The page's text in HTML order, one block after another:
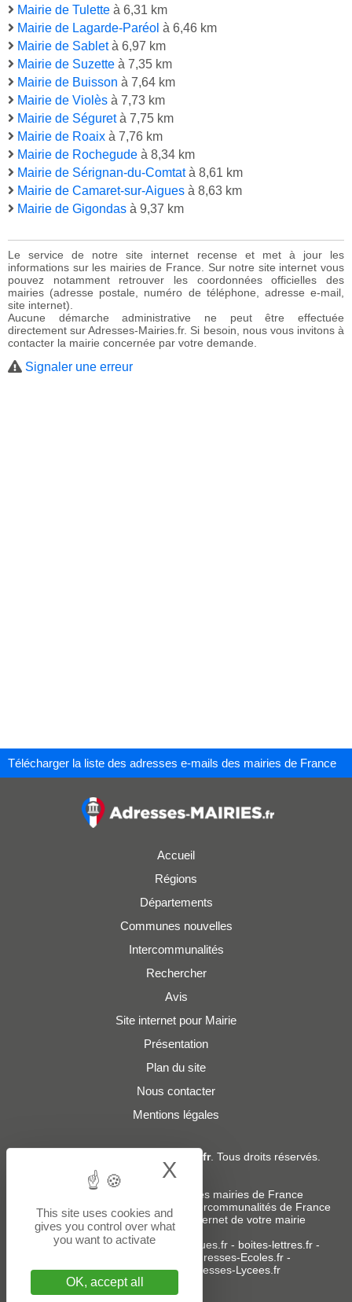
Mairie de Tulette à 6,31 km
Mairie de Lagarde-Paréol à 6,46 km
Mairie de Sabletà 6,97 km
Mairie de Suzette à 7,35 km
Mairie de Buisson à 7,64 km
Mairie de Violès à 7,73 km
Mairie de Séguretà 7,75 km
Mairie de Roaix à 7,76 km
Mairie de Rochegude à 8,34 km
Mairie de Sérignan-du-Comtatà 8,61 km
Mairie de Camaret-sur-Aigues à 8,63 km
Mairie de Gigondas à 9,37 km
Le service de notre site internet recense et met à jour les
informations sur les mairies de France. Sur notre site internet vous
pouvez notamment retrouver les coordonnées officielles des
mairies (adresse postale, numéro de téléphone, adresse e-mail,
site internet).
Aucune démarche administrative ne peut être effectuée
directement sur Adresses-Mairies.fr. Si besoin, nous vous invitons à
contacter la mairie concernée par votre demande.
Signaler une erreur
Télécharger la liste des adresses e-mails des mairies de France
Accueil
Régions
Départements
Communes nouvelles
Intercommunalités
Rechercher
Avis
Site internet pour Mairie
Présentation
Plan du site
Nous contacter
Mentions légales
Adresses-Mairies.fr. Tous droits réservés.
Services :
Liste des adresses e-mails des mairies de France
Liste des adresses e-mails des intercommunalités de France
-Création ou refonte du site internet de votre mairie
Sites partenaires:donneespubliques.fr- boites-lettres.fr-
Adresses-Ecoles.fr -
Adresses-Colleges.fr- Adresses-Lycees.fr
This site uses cookies and
gives you control over what
you want to activate
OK, accept all
X